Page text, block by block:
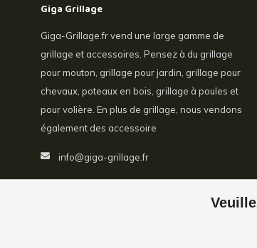
Giga Grillage
Giga-Grillage.fr vend une large gamme de
grillage et accessoires. Pensez à du grillage
pour mouton, grillage pour jardin, grillage pour
chevaux, poteaux en bois, grillage à poules et
pour volière. En plus de grillage, nous vendons
également des accessoire
info@giga-grillage.fr